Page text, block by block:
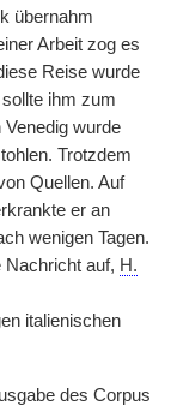
übernahm
Arbeit zog es
Reise wurde
ihm zum
Venedig wurde
Trotzdem
Quellen. Auf
er an
wenigen Tagen.
Nachricht auf, H.
italienischen
des Corpus